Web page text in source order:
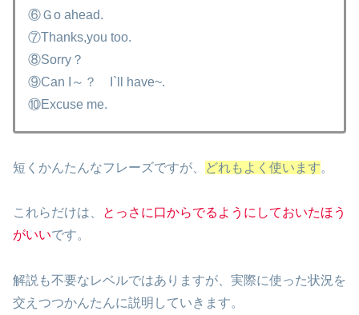
⑥Ｇo ahead.
⑦Thanks,you too.
⑧Sorry？
⑨Can I～？ I`ll have~.
⑩Excuse me.
短くかんたんなフレーズですが、 どれもよく使います。
これらだけは、
とっさに口からでるようにしておいたほう
がいいです。
解説も不要なレベルではありますが、実際に使った状況を
交えつつかんたんに説明していきます。